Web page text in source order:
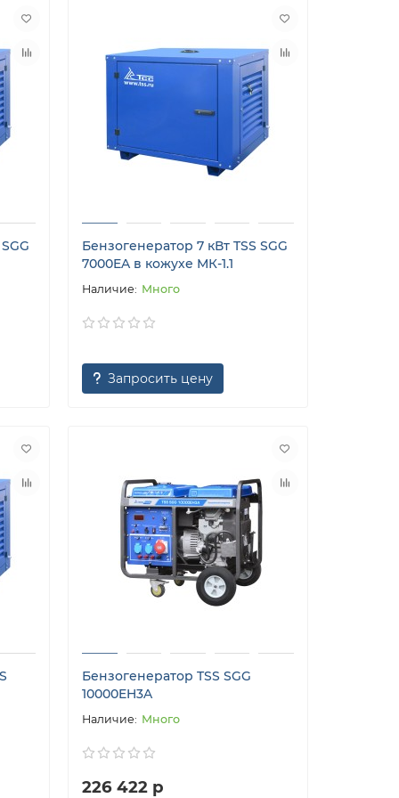
Бензогенератор 7 кВт TSS SGG
7000EA в кожухе МК-1.1
Много
Запросить цену
Бензогенератор TSS SGG
10000EH3A
Много
226 422 р